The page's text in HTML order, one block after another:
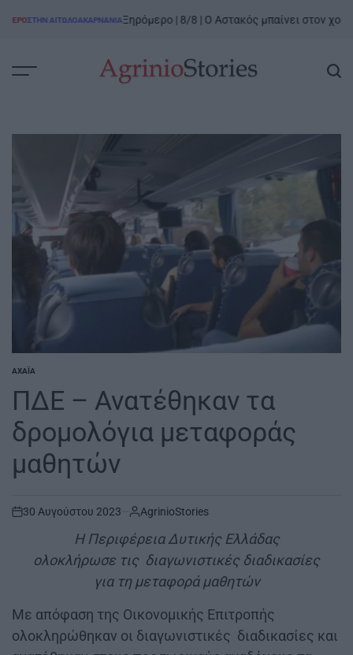
ΣΤΗΝ ΑΙΤΩΛΟΑΚΑΡΝΑΝΊΑΞηρόμερο | 8/8 | Ο Αστακός μπαίνει στον χορό
POSTED
ΑΧΑΪ́Α
ΠΔΕ – Ανατέθηκαν τα
δρομολόγια μεταφοράς
μαθητών
on
30 Αυγούστου 2023 AgrinioStories
H Περιφέρεια Δυτικής Ελλάδας
ολοκλήρωσε τις διαγωνιστικές διαδικασίες
για τη μεταφορά μαθητών
Με απόφαση της Οικονομικής Επιτροπής
ολοκληρώθηκαν οι διαγωνιστικές διαδικασίες και